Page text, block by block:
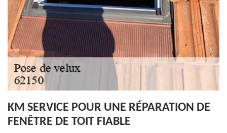
KM SERVICE POUR UNE RÉPARATION DE
FENÊTRE DE TOIT FIABLE